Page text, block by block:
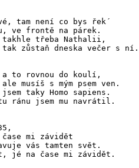
tam není co bys řek´
ve frontě na párek.
takhle třeba Nathalii,
zůstaň dneska večer s ní.
a to rovnou do koulí,
musíš s mým psem ven.
taky Homo sapiens.
ránu jsem mu navrátil.
mi závidět
vás tamten svět.
jé na čase mi závidět.